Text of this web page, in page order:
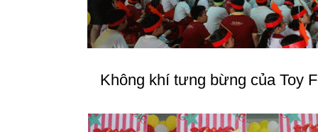
Không khí tưng bừng của Toy